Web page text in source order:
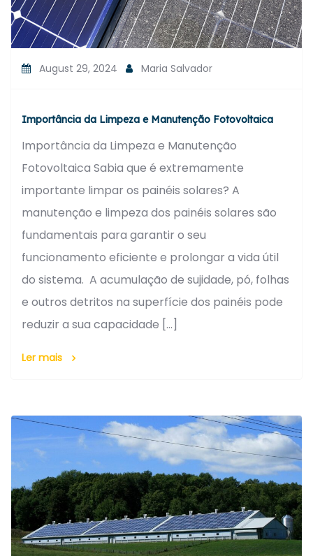
August 29, 2024 Maria Salvador
Importância da Limpeza e Manutenção Fotovoltaica
Importância da Limpeza e Manutenção
Fotovoltaica Sabia que é extremamente
importante limpar os painéis solares? A
manutenção e limpeza dos painéis solares são
fundamentais para garantir o seu
funcionamento eficiente e prolongar a vida útil
do sistema. A acumulação de sujidade, pó, folhas
e outros detritos na superfície dos painéis pode
reduzir a sua capacidade […]
Ler mais